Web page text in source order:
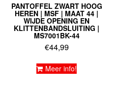
PANTOFFEL ZWART HOOG
HEREN | MSF | MAAT 44 |
WIJDE OPENING EN
KLITTENBANDSLUITING |
MS7001BK-44
€44,99
Meer info!